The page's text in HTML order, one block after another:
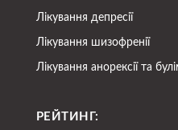
Лікування депресії
Лікування шизофренії
Лікування анорексії та
РЕЙТИНГ: